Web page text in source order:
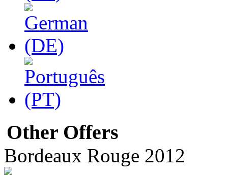
Other Offers
Bordeaux Rouge 2012